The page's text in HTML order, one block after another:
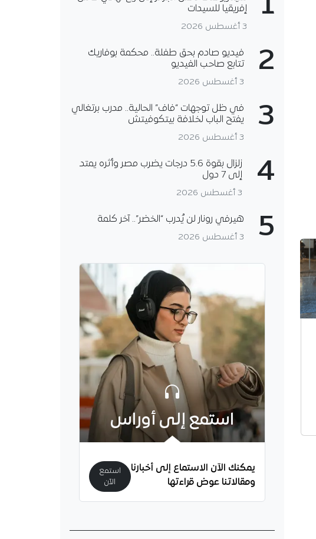
إفريقيا للسيدات
3 أغسطس 2026
2
فيديو صادم بحق طفلة.. محكمة بوفاريك
تتابع صاحب الفيديو
3 أغسطس 2026
3
في ظل توجهات “فاف” الحالية.. مدرب برتغالي
يفتح الباب لخلافة بيتكوفيتش
3 أغسطس 2026
4
زلزال بقوة 5.6 درجات يضرب مصر وأثره يمتد
إلى 7 دول
3 أغسطس 2026
5 هيرفي رونار لن يُدرب “الخضر”.. آخر كلمة
3 أغسطس 2026
استمع إلى أوراس
يمكنك الآن الاستماع إلى أخبارنا
ومقالاتنا عوض قراءتها
استمع
الآن